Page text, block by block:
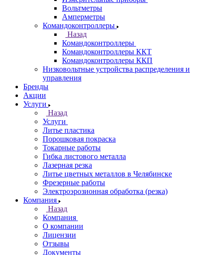
Вольтметры
Амперметры
Командоконтроллеры
Назад
Командоконтроллеры
Командоконтроллеры ККТ
Командоконтроллеры ККП
Низковольтные устройства распределения и
управления
Бренды
Акции
Услуги
Назад
Услуги
Литье пластика
Порошковая покраска
Токарные работы
Гибка листового металла
Лазерная резка
Литье цветных металлов в Челябинске
Фрезерные работы
Электроэрозионная обработка (резка)
Компания
Назад
Компания
О компании
Лицензии
Отзывы
Документы